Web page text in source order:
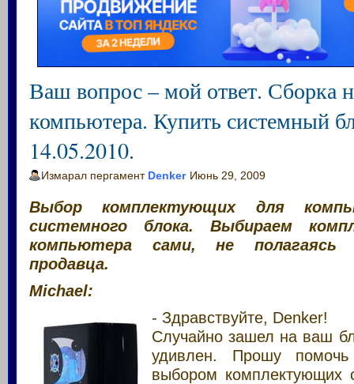
Ваш вопрос – мой ответ. Сборка
компьютера. Купить системный
14.05.2010.
Измарал пергамент Denker Июнь 29, 2009
Выбор комплектующих для
системного блока.
Выбираем
компьютера сами, не полагаясь
продавца.
Michael:
- Здравствуйте, Denker!
Случайно зашел на ваш
удивлен. Прошу помочь
выбором комплектующих